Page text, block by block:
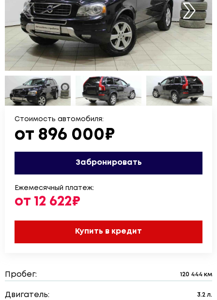
Стоимость автомобиля:
от 896 000₽
Забронировать
Ежемесячный платеж:
от 12 622₽
Купить в кредит
Пробег: 120 444 км
Двигатель: 3.2 л.